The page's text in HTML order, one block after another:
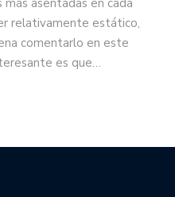
relativamente estático,
comentarlo en este
es que…